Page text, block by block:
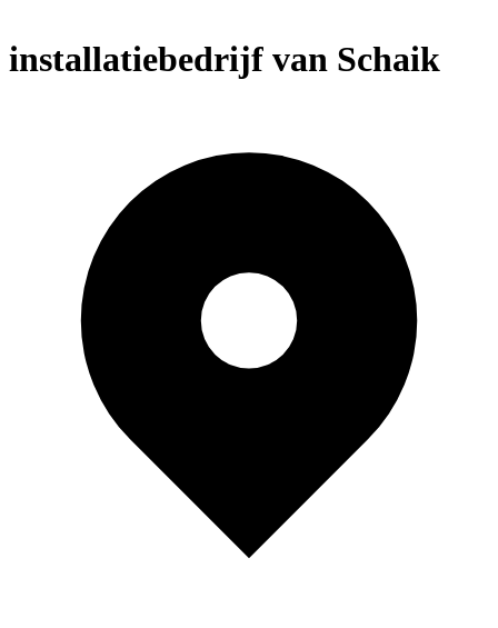
installatiebedrijf van Schaik